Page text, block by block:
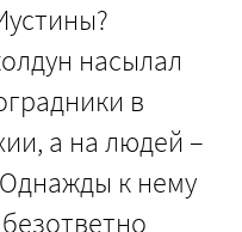
насылал
в
а на людей –
к нему